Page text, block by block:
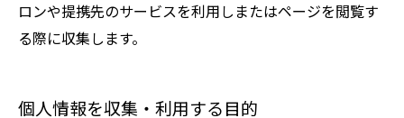
ロンや提携先のサービスを利用しまたはページを閲覧す
る際に収集します。
個人情報を収集・利用する目的